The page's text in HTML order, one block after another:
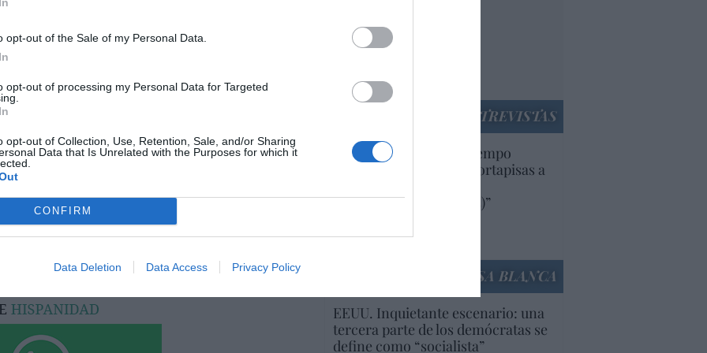
opt-out of the Sale of my Personal Data.
opt-out of processing my Personal Data for Targeted
opt-out of Collection, Use, Retention, Sale, and/or Sharing
Data that Is Unrelated with the Purposes for which it
CONFIRM
Data Deletion Data Access Privacy Policy
este artículo?
newsletter y recibe cada dia
destacado de Hispanidad
legales
connivencia con
Marruecos”: acusa una
Hispanidad
ENTREVISTAS
“Europa lleva mucho tiempo
poniendo aranceles y cortapisas a
americanas (y europeas)”
LA CASA BLANCA
EEUU. Inquietante escenario: una
tercera parte de los demócratas se
define como “socialista”